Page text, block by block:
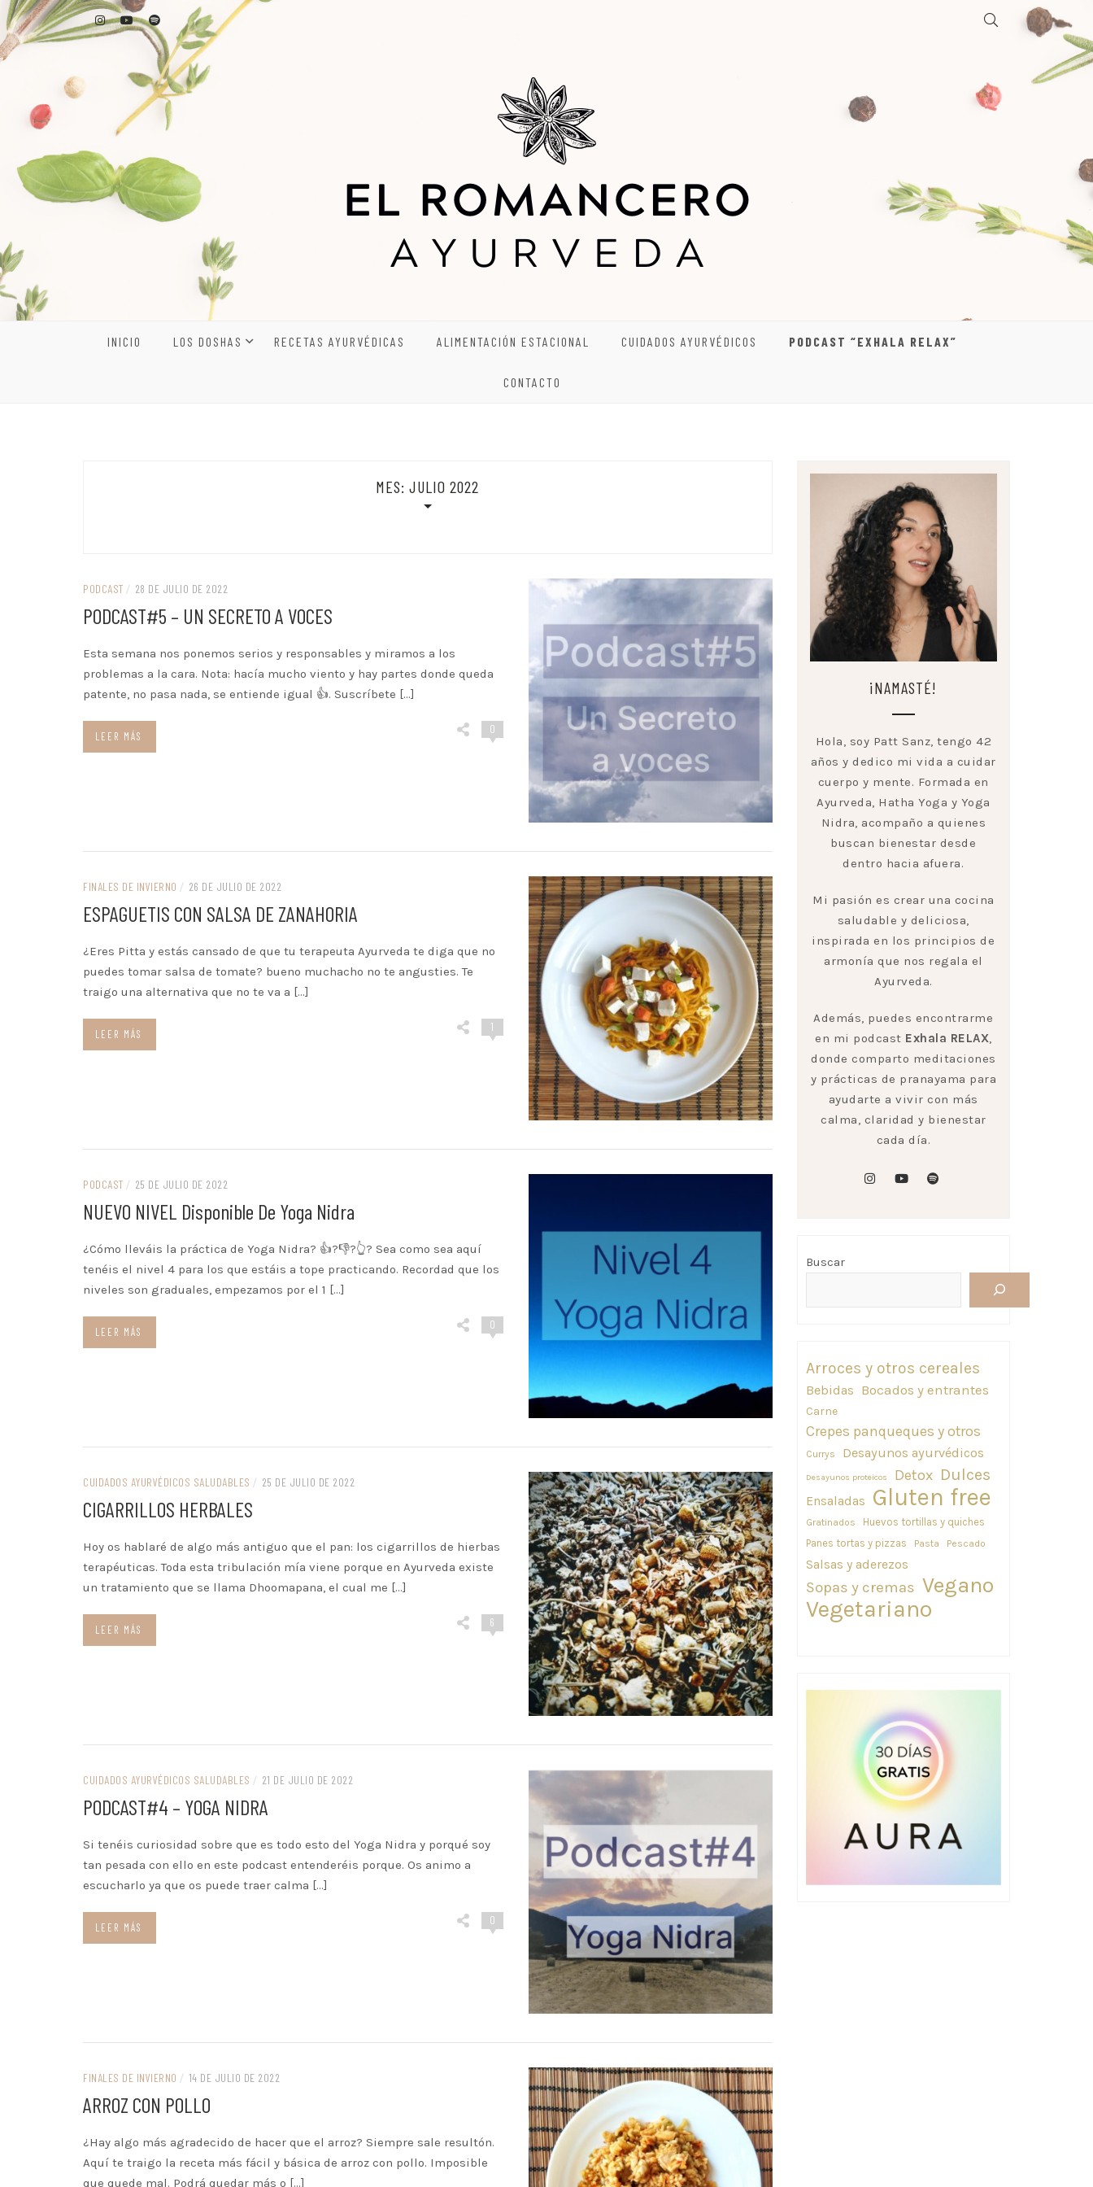
Skip
to
content
INICIO LOS DOSHAS RECETAS AYURVÉDICAS ALIMENTACIÓN ESTACIONAL CUIDADOS AYURVÉDICOS PODCAST “EXHALA RELAX”
CONTACTO
MES:JULIO 2022
PODCAST / 28 DE JULIO DE 2022
PODCAST#5 – UN SECRETO A VOCES
Esta semana nos ponemos serios y responsables y miramos a los
problemas a la cara. Nota: hacía mucho viento y hay partes donde queda
patente, no pasa nada, se entiende igual 👍. Suscríbete […]
0
LEER MÁS
FINALES DE INVIERNO / 26 DE JULIO DE 2022
ESPAGUETIS CON SALSA DE ZANAHORIA
¿Eres Pitta y estás cansado de que tu terapeuta Ayurveda te diga que no
puedes tomar salsa de tomate? bueno muchacho no te angusties. Te
traigo una alternativa que no te va a […]
1
LEER MÁS
PODCAST / 25 DE JULIO DE 2022
NUEVO NIVEL Disponible De Yoga Nidra
¿Cómo lleváis la práctica de Yoga Nidra? 👍?👎?👆? Sea como sea aquí
tenéis el nivel 4 para los que estáis a tope practicando. Recordad que los
niveles son graduales, empezamos por el 1 […]
0
LEER MÁS
CUIDADOS AYURVÉDICOS SALUDABLES / 25 DE JULIO DE 2022
CIGARRILLOS HERBALES
Hoy os hablaré de algo más antiguo que el pan: los cigarrillos de hierbas
terapéuticas. Toda esta tribulación mía viene porque en Ayurveda existe
un tratamiento que se llama Dhoomapana, el cual me […]
6
LEER MÁS
CUIDADOS AYURVÉDICOS SALUDABLES / 21 DE JULIO DE 2022
PODCAST#4 – YOGA NIDRA
Si tenéis curiosidad sobre que es todo esto del Yoga Nidra y porqué soy
tan pesada con ello en este podcast entenderéis porque. Os animo a
escucharlo ya que os puede traer calma […]
0
LEER MÁS
FINALES DE INVIERNO / 14 DE JULIO DE 2022
ARROZ CON POLLO
¿Hay algo más agradecido de hacer que el arroz? Siempre sale resultón.
Aquí te traigo la receta más fácil y básica de arroz con pollo. Imposible
que quede mal. Podrá quedar más o […]
¡NAMASTÉ!
Hola, soy Patt Sanz, tengo 42
años y dedico mi vida a cuidar
cuerpo y mente. Formada en
Ayurveda, Hatha Yoga y Yoga
Nidra, acompaño a quienes
buscan bienestar desde
dentro hacia afuera.
Mi pasión es crear una cocina
saludable y deliciosa,
inspirada en los principios de
armonía que nos regala el
Ayurveda.
Además, puedes encontrarme
en mi podcast Exhala RELAX
donde comparto meditaciones
y prácticas de pranayama para
ayudarte a vivir con más
calma, claridad y bienestar
cada día.
instagram
youtube
Buscar
Arroces y otros cereales
Bebidas Bocados y entrantes
Carne
Crepes panqueques y otros
Currys Desayunos ayurvédicos
Desayunos proteicos Detox Dulces
Ensaladas Gluten free
Gratinados
Huevos tortillas y quiches
Panes tortas y pizzas
Pasta Pescado
Salsas y aderezos
Sopas y cremas Vegano
Vegetariano